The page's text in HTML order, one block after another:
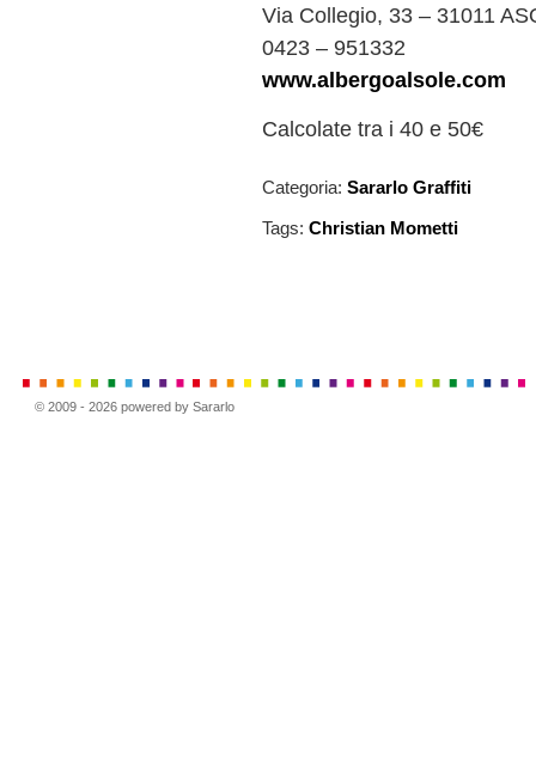
Via Collegio, 33 – 31011
0423 – 951332
www.albergoalsole.com
Calcolate tra i 40 e 50€
Categoria:Sararlo Graffiti
Tags:Christian Mometti
© 2009 - 2026 powered by Sararlo